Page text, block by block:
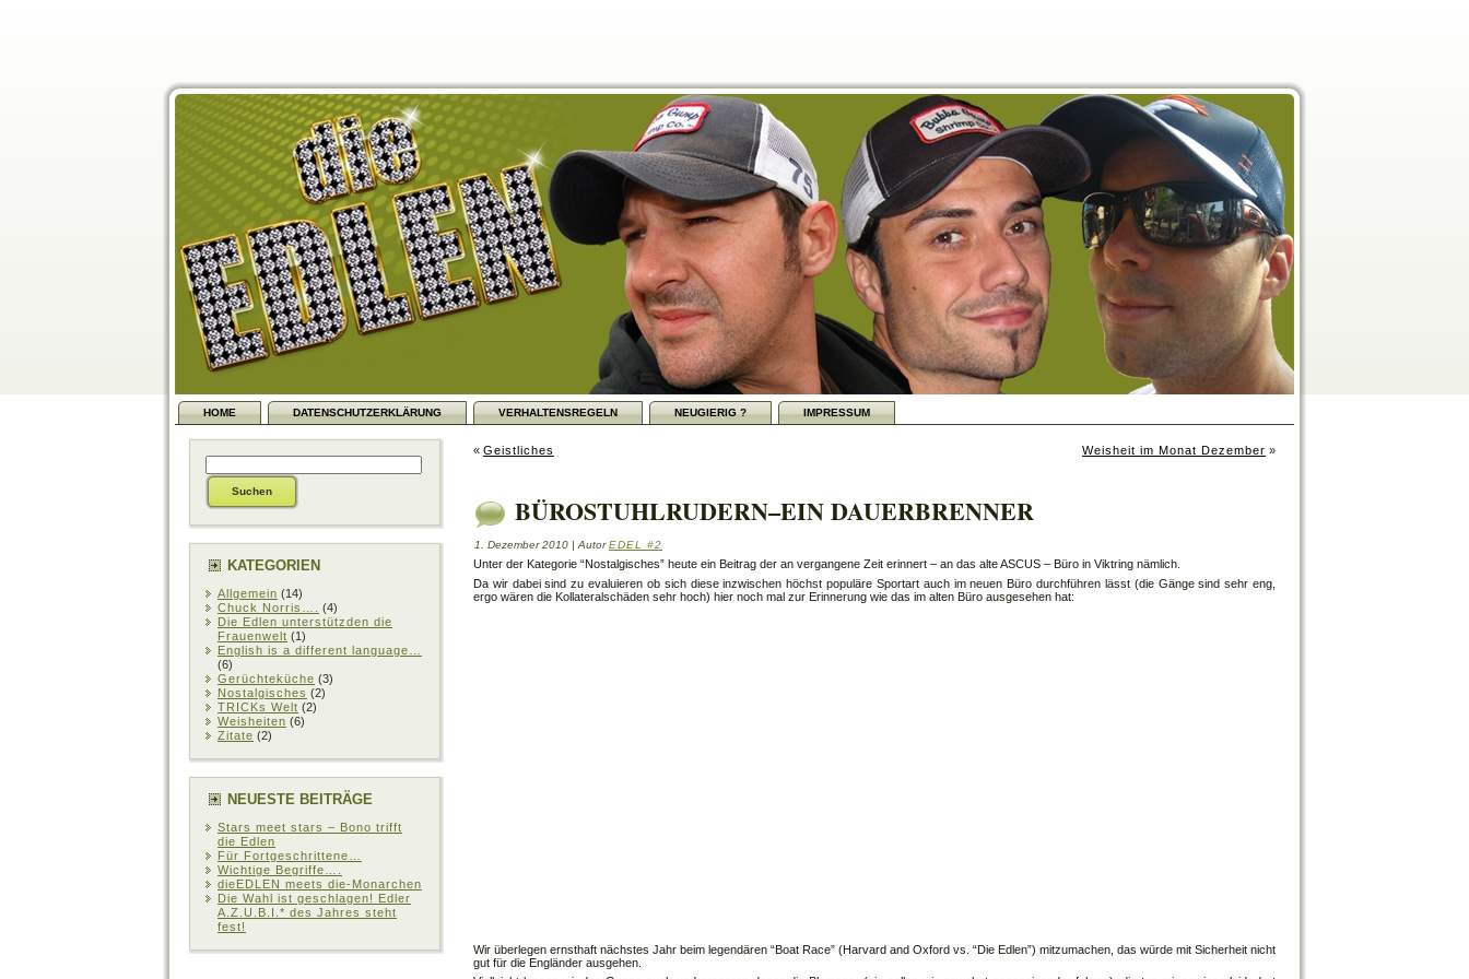
HOME DATENSCHUTZERKLÄRUNG VERHALTENSREGELN NEUGIERIG ? IMPRESSUM
KATEGORIEN
Allgemein (14)
Chuck Norris….
(4)
Die Edlen unterstützden die
Frauenwelt (1)
English is a different language…
(6)
Gerüchteküche (3)
Nostalgisches (2)
TRICKs Welt (2)
Weisheiten (6)
Zitate (2)
NEUESTE BEITRÄGE
Stars meet stars – Bono trifft
die Edlen
Für Fortgeschrittene…
Wichtige Begriffe….
dieEDLEN meets die-Monarchen
Die Wahl ist geschlagen! Edler
A.Z.U.B.I.* des Jahres steht
fest!
« Geistliches Weisheit im Monat Dezember »
BÜROSTUHLRUDERN–EIN DAUERBRENNER
1. Dezember 2010 | AutorEDEL #2
Unter der Kategorie “Nostalgisches” heute ein Beitrag der an vergangene Zeit erinnert – an das alte ASCUS – Büro in Viktring nämlich.
Da wir dabei sind zu evaluieren ob sich diese inzwischen höchst populäre Sportart auch im neuen Büro durchführen lässt (die Gänge sind sehr eng,
ergo wären die Kollateralschäden sehr hoch) hier noch mal zur Erinnerung wie das im alten Büro ausgesehen hat:
Wir überlegen ernsthaft nächstes Jahr beim legendären “Boat Race” (Harvard and Oxford vs. “Die Edlen”) mitzumachen, das würde mit Sicherheit nicht
gut für die Engländer ausgehen.